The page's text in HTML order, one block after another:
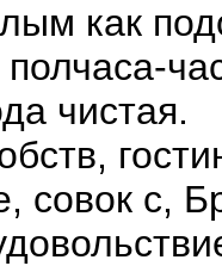
как
чистая.
совок с,